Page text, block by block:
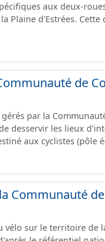
aux deux-
Plaine d'Estrées.
de
par la
aux cyclistes (pôle
Les itinéraires ne sont
des tronçons de
Communauté
vélo sur le territoire de